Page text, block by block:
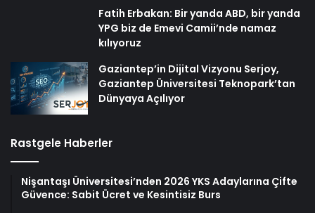
Fatih Erbakan: Bir yanda ABD, bir yanda
YPG biz de Emevi Camii’nde namaz
kılıyoruz
Gaziantep’in Dijital Vizyonu Serjoy,
Gaziantep Üniversitesi Teknopark’tan
Dünyaya Açılıyor
Rastgele Haberler
Nişantaşı Üniversitesi’nden 2026 YKS Adaylarına Çifte
Güvence: Sabit Ücret ve Kesintisiz Burs